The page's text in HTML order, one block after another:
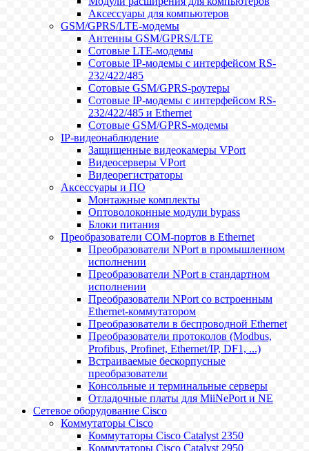
Аксессуары для компьютеров
GSM/GPRS/LTE-модемы
Антенны GSM/GPRS/LTE
Сотовые LTE-модемы
Сотовые IP-модемы с интерфейсом RS-
232/422/485
Сотовые GSM/GPRS-роутеры
Сотовые IP-модемы с интерфейсом RS-
232/422/485 и Ethernet
Сотовые GSM/GPRS-модемы
IP-видеонаблюдение
Защищенные видеокамеры VPort
Видеосерверы VPort
Видеорегистраторы
Аксессуары и ПО
Монтажные комплекты
Оптоволоконные модули bypass
Блоки питания
Преобразователи COM-портов в Ethernet
Преобразователи NPort в промышленном
исполнении
Преобразователи NPort в стандартном
исполнении
Преобразователи NPort со встроенным
Ethernet-коммутатором
Преобразователи в беспроводной Ethernet
Преобразователи протоколов (Modbus,
Profibus, Profinet, Ethernet/IP, DF1, ...)
Встраиваемые бескорпусные
преобразователи
Консольные и терминальные серверы
Отладочные платы для MiiNePort и NE
Сетевое оборудование Cisco
Коммутаторы Cisco
Коммутаторы Cisco Catalyst 2350
Коммутаторы Cisco Catalyst 2950